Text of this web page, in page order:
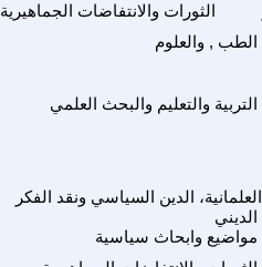
الثورات والانتفاضات الجماهيرية
الطب , والعلوم
التربية والتعليم والبحث العلمي
العلمانية، الدين السياسي ونقد الفكر
الديني
مواضيع وابحاث سياسية